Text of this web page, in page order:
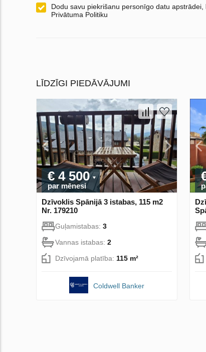
Dodu savu piekrišanu personīgo datu apstrādei,
Privātuma Politiku
LĪDZĪGI PIEDĀVĀJUMI
€ 4 500
par mēnesi
Dzīvoklis Spānijā 3 istabas, 115 m2
Nr. 179210
Guļamistabas: 3
Vannas istabas: 2
Dzīvojamā platība: 115 m²
Coldwell Banker